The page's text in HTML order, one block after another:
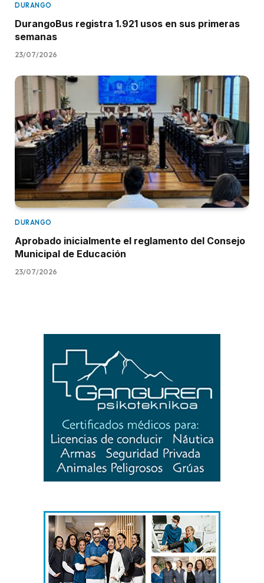
DURANGO
DurangoBus registra 1.921 usos en sus primeras
semanas
23/07/2026
DURANGO
Aprobado inicialmente el reglamento del Consejo
Municipal de Educación
23/07/2026